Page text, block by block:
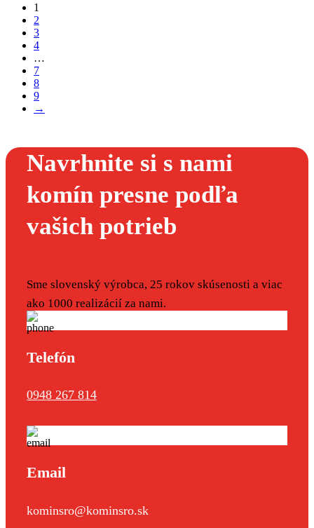
1
2
3
4
…
7
8
9
→
Navrhnite si s nami
komín presne podľa
vašich potrieb
Sme slovenský výrobca, 25 rokov skúsenosti a viac
ako 1000 realizácií za nami.
Telefón
0948 267 814
Email
kominsro@kominsro.sk